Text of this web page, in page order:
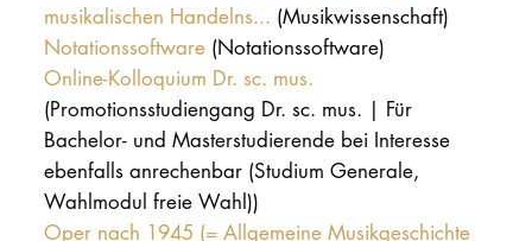
musikalischen Handelns... (Musikwissenschaft)
Notationssoftware (Notationssoftware)
Online-Kolloquium Dr. sc. mus.
(Promotionsstudiengang Dr. sc. mus. | Für
Bachelor- und Masterstudierende bei Interesse
ebenfalls anrechenbar (Studium Generale,
Wahlmodul freie Wahl))
Oper nach 1945 (= Allgemeine Musikgeschichte